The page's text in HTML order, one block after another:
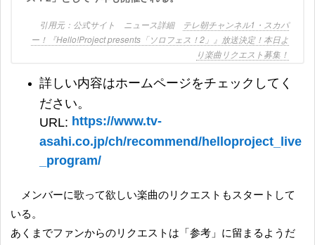
公式サイト ニュース詳細
テレ朝チャンネル1・スカパ
ー！『Hello!Project presents「ソロフェス！2」』放送決定！本日よ
り楽曲リクエスト募集！
詳しい内容はホームページをチェックしてく
ださい。
URL: https://www.tv-
asahi.co.jp/ch/recommend/helloproject_live
_program/
メンバーに歌って欲しい楽曲のリクエストもスタートして
いる。
あくまでファンからのリクエストは「参考」に留まるようだ